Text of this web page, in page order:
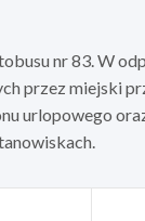
nr 83. W
przez miejski
urlopowego